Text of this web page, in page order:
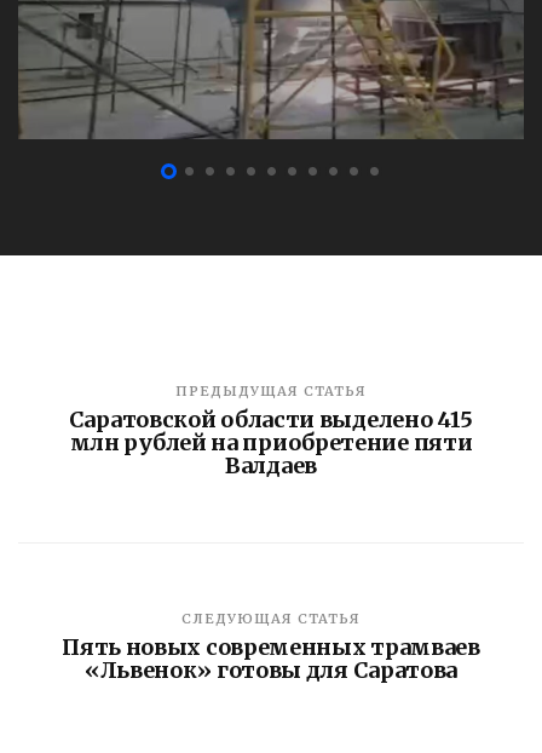
ПРЕДЫДУЩАЯ СТАТЬЯ
Саратовской области выделено 415
млн рублей на приобретение пяти
Валдаев
СЛЕДУЮЩАЯ СТАТЬЯ
Пять новых современных трамваев
«Львенок» готовы для Саратова